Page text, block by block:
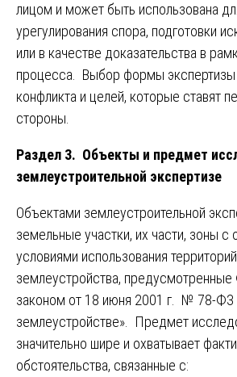
лицом и может быть использована
урегулирования спора, подготовки
или в качестве доказательства в
процесса. Выбор формы экспертизы
конфликта и целей, которые ставят
стороны.
Раздел 3. Объекты и предмет
землеустроительной экспертизе
Объектами землеустроительной
земельные участки, их части, зоны с
условиями использования
землеустройства,
законом от 18 июня 2001 г. № 78-ФЗ
землеустройстве». Предмет
значительно шире и охватывает
обстоятельства, связанные с: